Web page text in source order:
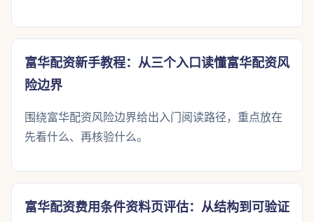
富华配资新手教程：从三个入口读懂富华配资风
险边界
围绕富华配资风险边界给出入门阅读路径，重点放在
先看什么、再核验什么。
富华配资费用条件资料页评估：从结构到可验证